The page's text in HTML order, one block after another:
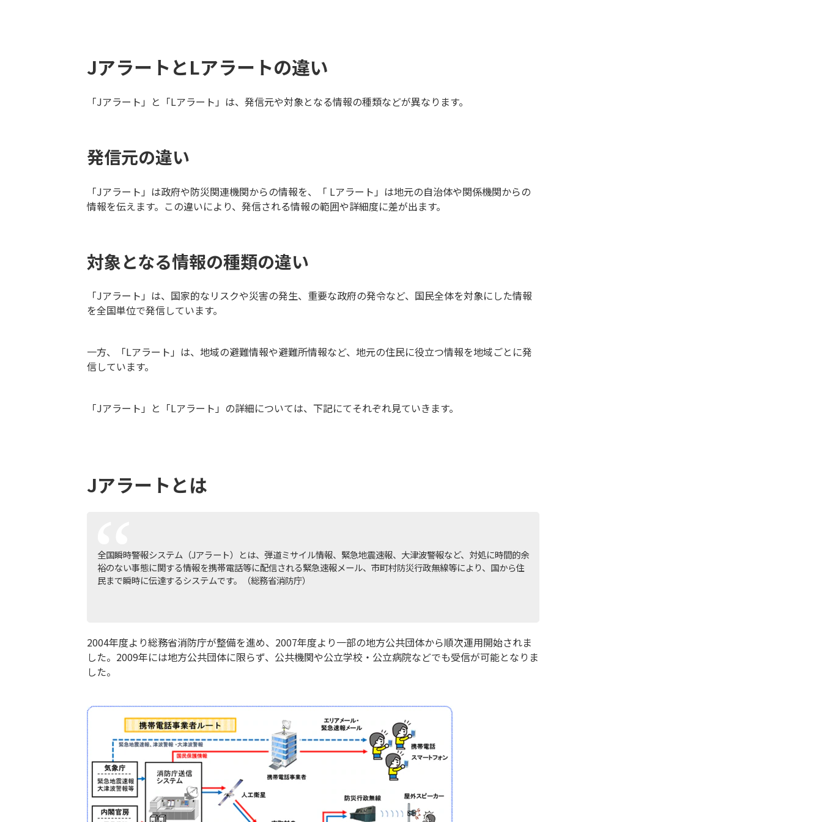
JアラートとLアラートの違い
「Jアラート」と「Lアラート」は、発信元や対象となる情報の種類などが異なります。
発信元の違い
「Jアラート」は政府や防災関連機関からの情報を、「 Lアラート」は地元の自治体や関係機関からの
情報を伝えます。この違いにより、発信される情報の範囲や詳細度に差が出ます。
対象となる情報の種類の違い
「Jアラート」は、国家的なリスクや災害の発生、重要な政府の発令など、国民全体を対象にした情報
を全国単位で発信しています。
一方、「Lアラート」は、地域の避難情報や避難所情報など、地元の住民に役立つ情報を地域ごとに発
信しています。
「Jアラート」と「Lアラート」の詳細については、下記にてそれぞれ見ていきます。
Jアラートとは
全国瞬時警報システム（Jアラート）とは、弾道ミサイル情報、緊急地震速報、大津波警報など、対処に時間的余
裕のない事態に関する情報を携帯電話等に配信される緊急速報メール、市町村防災行政無線等により、国から住
民まで瞬時に伝達するシステムです。（総務省消防庁）
2004年度より総務省消防庁が整備を進め、2007年度より一部の地方公共団体から順次運用開始されま
した。2009年には地方公共団体に限らず、公共機関や公立学校・公立病院などでも受信が可能となりま
した。